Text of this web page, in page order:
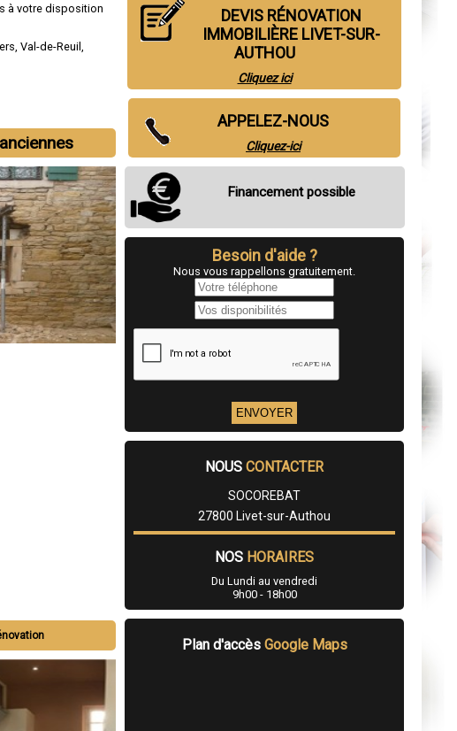
à votre disposition
,Val-de-Reuil
DEVIS RÉNOVATION
IMMOBILIÈRE LIVET-SUR-
AUTHOU
Cliquez ici
APPELEZ-NOUS
Cliquez-ici
Financement possible
Besoin d'aide ?
Nous vous rappellons gratuitement.
NOUS CONTACTER
SOCOREBAT
27800 Livet-sur-Authou
NOS HORAIRES
Du Lundi au vendredi
9h00 - 18h00
Plan d'accès Google Maps